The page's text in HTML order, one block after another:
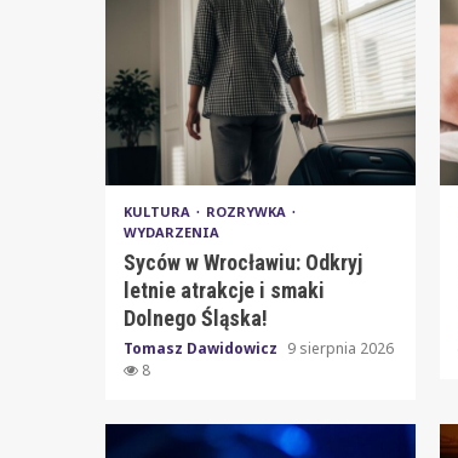
KULTURA
ROZRYWKA
WYDARZENIA
Syców w Wrocławiu: Odkryj
letnie atrakcje i smaki
Dolnego Śląska!
Tomasz Dawidowicz 9 sierpnia 2026
8